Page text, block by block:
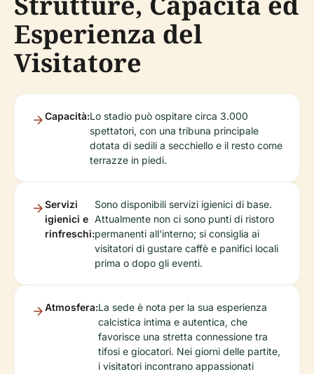
Esperienza del
Visitatore
Capacità:Lo stadio può ospitare circa 3.000
spettatori, con una tribuna principale
dotata di sedili a secchiello e il resto come
terrazze in piedi.
Servizi
igienici e
rinfreschi:
Sono disponibili servizi igienici di base.
Attualmente non ci sono punti di ristoro
permanenti all'interno; si consiglia ai
visitatori di gustare caffè e panifici locali
prima o dopo gli eventi.
Atmosfera:La sede è nota per la sua esperienza
calcistica intima e autentica, che
favorisce una stretta connessione tra
tifosi e giocatori. Nei giorni delle partite,
i visitatori incontrano appassionati